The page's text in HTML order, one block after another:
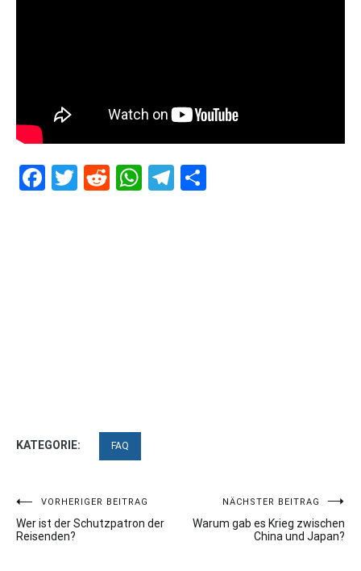
Facebook
Twitter
RedditWhatsApp
Telegram
KATEGORIE: FAQ
Beitragsnavigation
VORHERIGER BEITRAG
Wer ist der Schutzpatron der
Reisenden?
NÄCHSTER BEITRAG
Warum gab es Krieg zwischen
China und Japan?